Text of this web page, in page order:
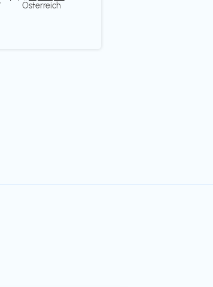
Österreich